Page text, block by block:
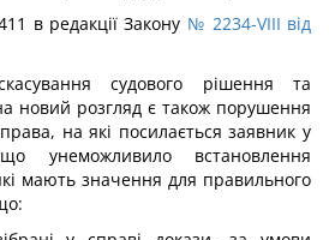
в редакції Закону № 2234-VIII від
судового рішення та
новий розгляд є також порушення
на які посилається заявник у
унеможливило встановлення
мають значення для правильного